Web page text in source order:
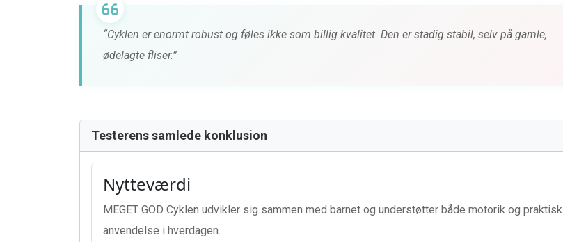
“Cyklen er enormt robust og føles ikke som billig kvalitet. Den er stadig stabil, selv på gamle,
ødelagte fliser.”
Testerens samlede konklusion
Nytteværdi
MEGET GOD Cyklen udvikler sig sammen med barnet og understøtter både motorik og praktisk
anvendelse i hverdagen.